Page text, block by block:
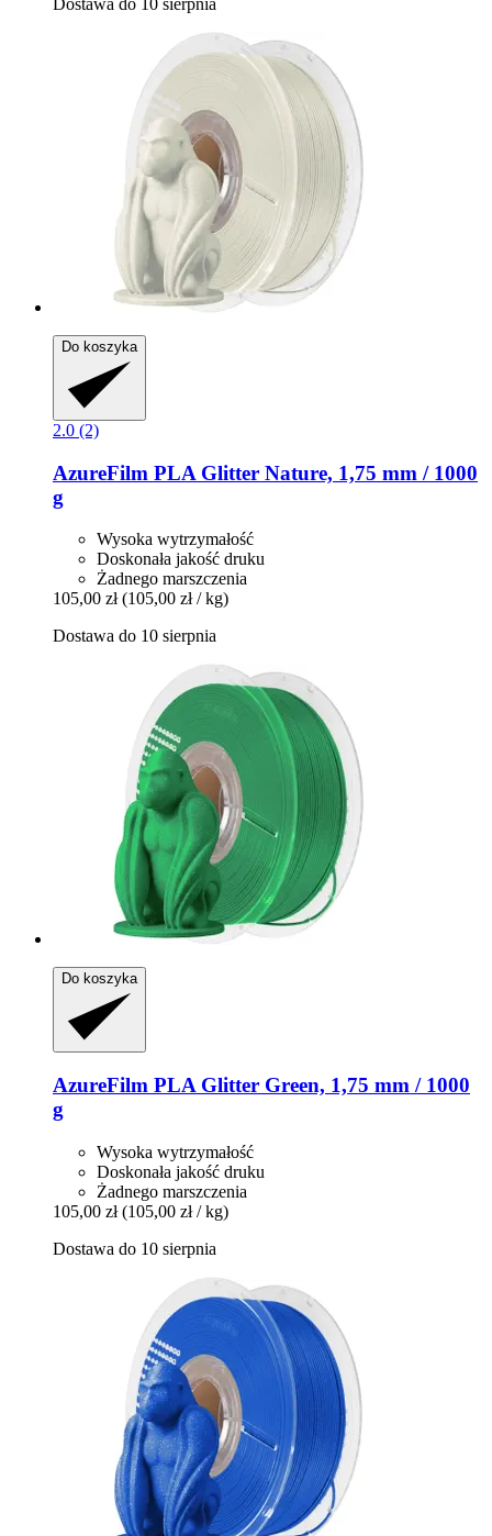
Do koszyka
2.0 (2)
AzureFilm PLA Glitter Nature, 1,75 mm / 1000
g
Wysoka wytrzymałość
Doskonała jakość druku
Żadnego marszczenia
105,00 zł (105,00 zł / kg)
Dostawa do 10 sierpnia
Do koszyka
AzureFilm PLA Glitter Green, 1,75 mm / 1000
g
Wysoka wytrzymałość
Doskonała jakość druku
Żadnego marszczenia
105,00 zł (105,00 zł / kg)
Dostawa do 10 sierpnia